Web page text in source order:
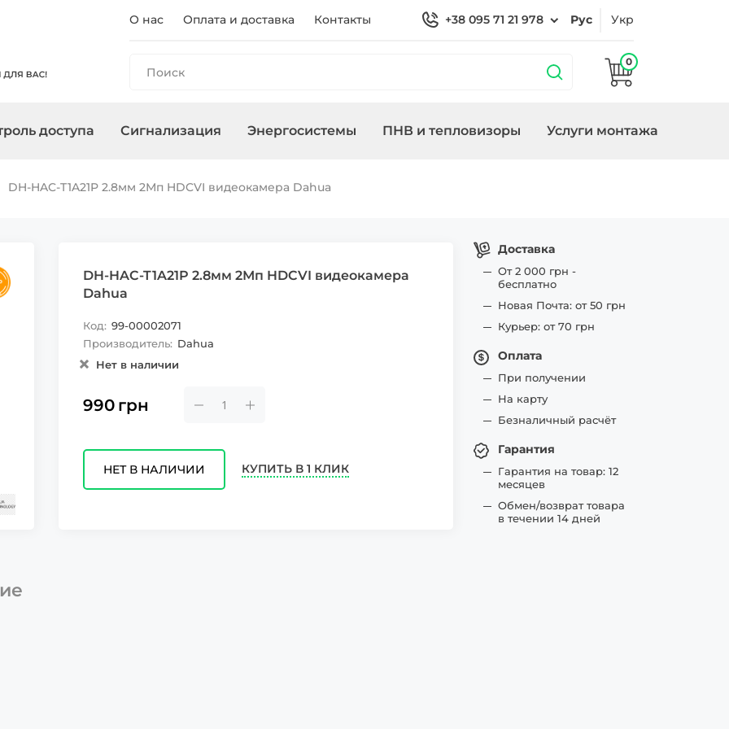
О нас Оплата и доставка Контакты +38 095 71 21 978 Рус Укр
0
оборудование
Считыватели
доступа Сигнализация Энергосистемы ПНВ и тепловизоры Услуги монтажа
DH-HAC-T1A21P 2.8мм 2Мп HDCVI видеокамера Dahua
DH-HAC-T1A21P 2.8мм 2Мп HDCVI видеокамера
Dahua
Код: 99-00002071
Производитель: Dahua
Нет в наличии
990 грн
НЕТ В НАЛИЧИИ КУПИТЬ В 1 КЛИК
Доставка
От 2 000 грн -
бесплатно
Новая Почта: от 50 грн
Курьер: от 70 грн
Оплата
При получении
На карту
Безналичный расчёт
Гарантия
Гарантия на товар: 12
месяцев
Обмен/возврат товара
в течении 14 дней